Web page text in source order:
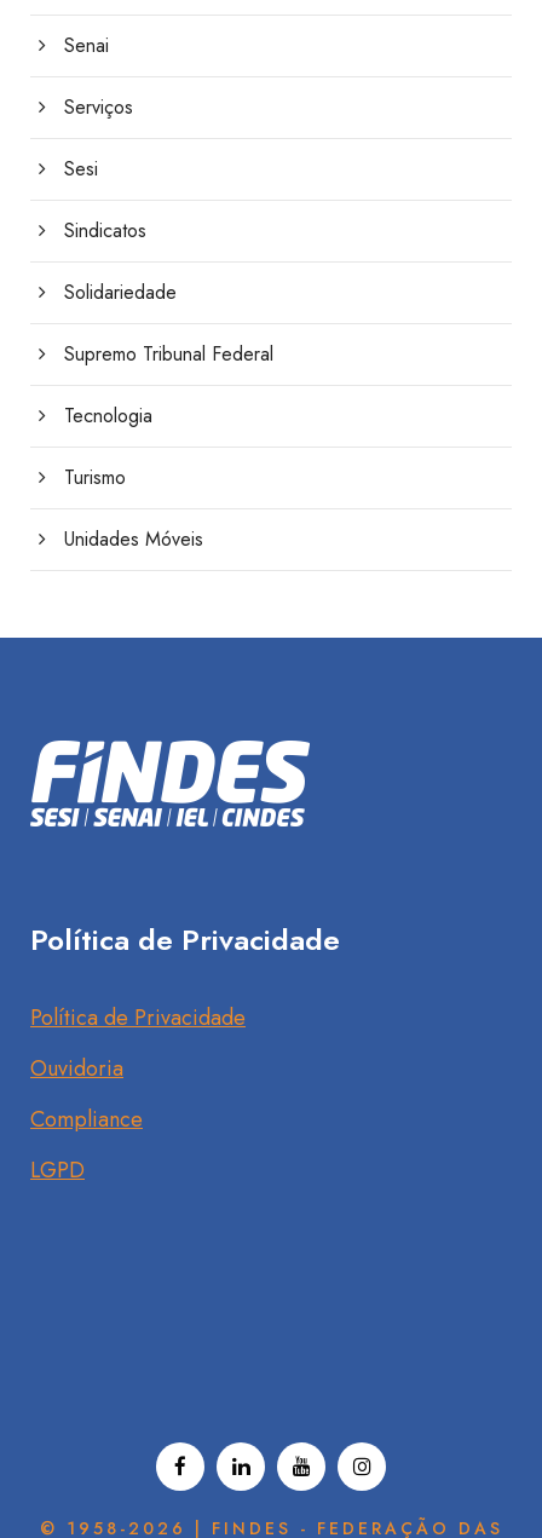
Senai
Serviços
Sesi
Sindicatos
Solidariedade
Supremo Tribunal Federal
Tecnologia
Turismo
Unidades Móveis
Política de Privacidade
Política de Privacidade
Ouvidoria
Compliance
LGPD
© 1958-2026 | FINDES - FEDERAÇÃO DAS